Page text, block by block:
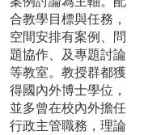
合教學目標與任務，
空間安排有案例、問
題協作、及專題討論
等教室。教授群都獲
得國內外博士學位，
並多曾在校內外擔任
行政主管職務，理論